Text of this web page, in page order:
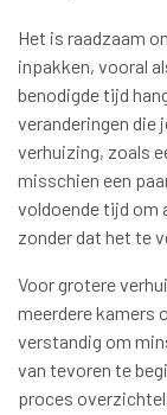
Het is raadzaam
inpakken, vooral
benodigde tijd
veranderingen die
verhuizing, zoals
misschien een
voldoende tijd om
zonder dat het te
Voor grotere
meerdere kamers
verstandig om
van tevoren te
proces